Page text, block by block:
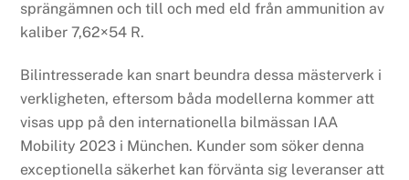
sprängämnen och till och med eld från ammunition av
kaliber 7,62×54 R.
Bilintresserade kan snart beundra dessa mästerverk i
verkligheten, eftersom båda modellerna kommer att
visas upp på den internationella bilmässan IAA
Mobility 2023 i München. Kunder som söker denna
exceptionella säkerhet kan förvänta sig leveranser att